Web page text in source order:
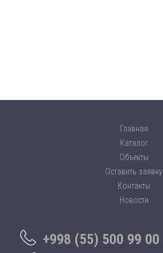
Главная
Каталог
Объекты
Оставить заявку
Контакты
Новости
+998 (55) 500 99 00